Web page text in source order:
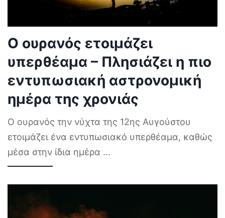
Ο ουρανός ετοιμάζει
υπερθέαμα – Πλησιάζει η πιο
εντυπωσιακή αστρονομική
ημέρα της χρονιάς
Ο ουρανός την νύχτα της 12ης Αυγούστου
ετοιμάζει ένα εντυπωσιακό υπερθέαμα, καθώς
μέσα στην ίδια ημέρα ...